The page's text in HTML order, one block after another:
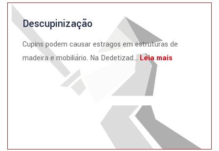
Descupinização
Cupins podem causar estragos em estruturas de
madeira e mobiliário. Na Dedetizad... Leia mais